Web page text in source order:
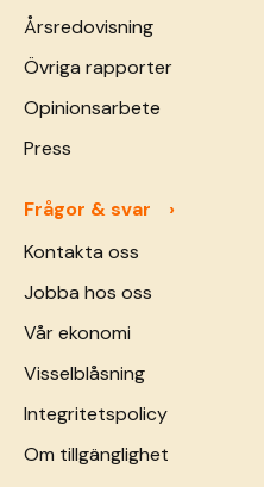
Årsredovisning
Övriga rapporter
Opinionsarbete
Press
Frågor & svar
Kontakta oss
Jobba hos oss
Vår ekonomi
Visselblåsning
Integritetspolicy
Om tillgänglighet